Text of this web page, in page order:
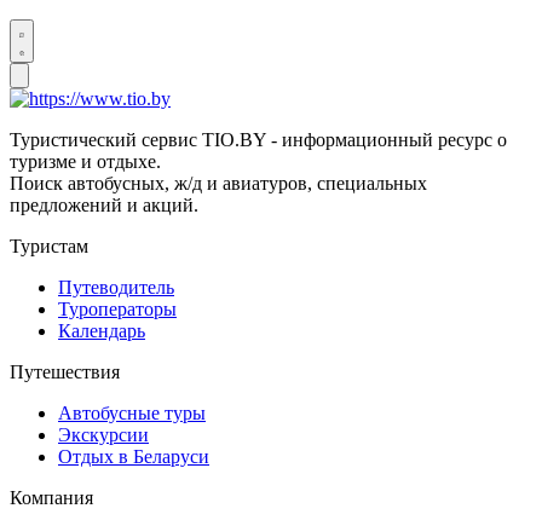
Туристический сервис TIO.BY - информационный ресурс о
туризме и отдыхе.
Поиск автобусных, ж/д и авиатуров, специальных
предложений и акций.
Туристам
Путеводитель
Туроператоры
Календарь
Путешествия
Автобусные туры
Экскурсии
Отдых в Беларуси
Компания